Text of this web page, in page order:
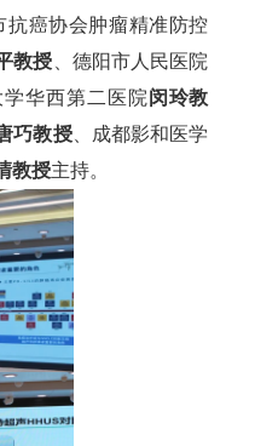
癌协会肿瘤精准防控
教授 、德阳市人民医院
学华西第二医院闵玲教
巧教授、成都影和医学
教授主持。